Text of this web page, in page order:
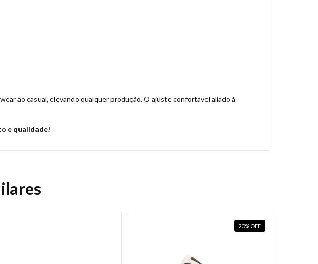
ao casual, elevando qualquer produção. O ajuste confortável aliado à
e qualidade!
20% OFF